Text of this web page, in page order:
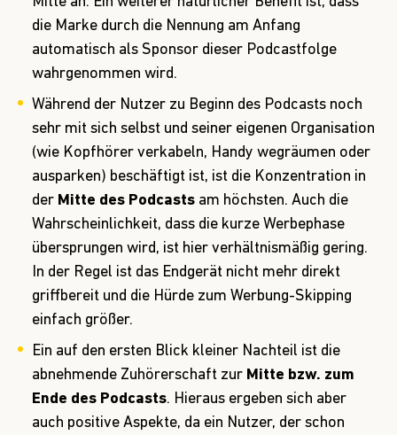
die Marke durch die Nennung am Anfang
automatisch als Sponsor dieser Podcastfolge
wahrgenommen wird.
Während der Nutzer zu Beginn des Podcasts noch
sehr mit sich selbst und seiner eigenen Organisation
(wie Kopfhörer verkabeln, Handy wegräumen oder
ausparken) beschäftigt ist, ist die Konzentration in
der Mitte des Podcasts am höchsten. Auch die
Wahrscheinlichkeit, dass die kurze Werbephase
übersprungen wird, ist hier verhältnismäßig gering.
In der Regel ist das Endgerät nicht mehr direkt
griffbereit und die Hürde zum Werbung-Skipping
einfach größer.
Ein auf den ersten Blick kleiner Nachteil ist die
abnehmende Zuhörerschaft zur Mitte bzw. zum
Ende des Podcasts. Hieraus ergeben sich aber
auch positive Aspekte, da ein Nutzer, der schon